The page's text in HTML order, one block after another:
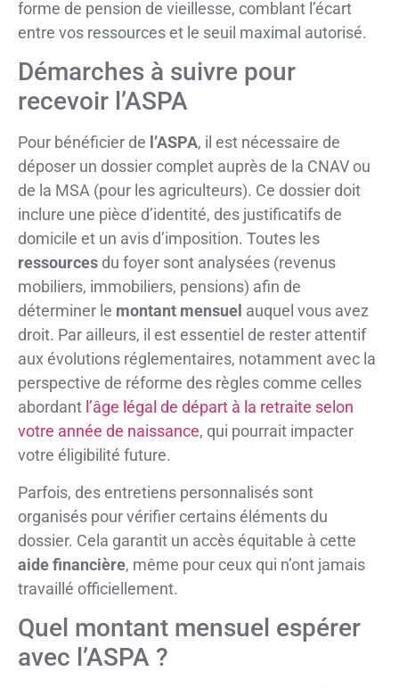
forme de pension de vieillesse, comblant l’écart
entre vos ressources et le seuil maximal autorisé.
Démarches à suivre pour
recevoir l’ASPA
Pour bénéficier de l’ASPA, il est nécessaire de
déposer un dossier complet auprès de la CNAV ou
de la MSA (pour les agriculteurs). Ce dossier doit
inclure une pièce d’identité, des justificatifs de
domicile et un avis d’imposition. Toutes les
ressources du foyer sont analysées (revenus
mobiliers, immobiliers, pensions) afin de
déterminer le montant mensuel auquel vous avez
droit. Par ailleurs, il est essentiel de rester attentif
aux évolutions réglementaires, notamment avec la
perspective de réforme des règles comme celles
abordant l’âge légal de départ à la retraite selon
votre année de naissance, qui pourrait impacter
votre éligibilité future.
Parfois, des entretiens personnalisés sont
organisés pour vérifier certains éléments du
dossier. Cela garantit un accès équitable à cette
aide financière, même pour ceux qui n’ont jamais
travaillé officiellement.
Quel montant mensuel espérer
avec l’ASPA ?